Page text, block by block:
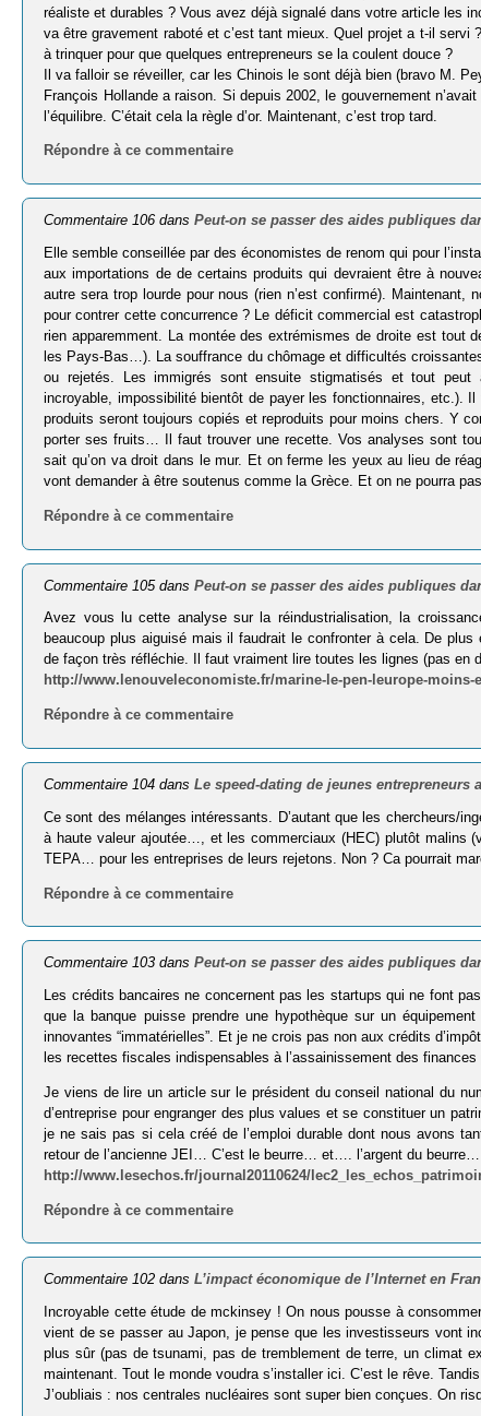
réaliste et durables ? Vous avez déjà signalé dans votre article les
va être gravement raboté et c’est tant mieux. Quel projet a t-il
à trinquer pour que quelques entrepreneurs se la coulent douce ?
Il va falloir se réveiller, car les Chinois le sont déjà bien (bravo M.
François Hollande a raison. Si depuis 2002, le gouvernement
l’équilibre. C’était cela la règle d’or. Maintenant, c’est trop tard.
Répondre à ce commentaire
Commentaire 106 dansPeut-on se passer des aides publiques
Elle semble conseillée par des économistes de renom qui pour
aux importations de de certains produits qui devraient être à
autre sera trop lourde pour nous (rien n’est confirmé). Maintenant,
pour contrer cette concurrence ? Le déficit commercial est
rien apparemment. La montée des extrémismes de droite est tout
les Pays-Bas…). La souffrance du chômage et difficultés
ou rejetés. Les immigrés sont ensuite stigmatisés et tout peut
incroyable, impossibilité bientôt de payer les fonctionnaires, etc.).
produits seront toujours copiés et reproduits pour moins chers. Y
porter ses fruits… Il faut trouver une recette. Vos analyses sont
sait qu’on va droit dans le mur. Et on ferme les yeux au lieu de
vont demander à être soutenus comme la Grèce. Et on ne pourra
Répondre à ce commentaire
Commentaire 105 dansPeut-on se passer des aides publiques
Avez vous lu cette analyse sur la réindustrialisation, la
beaucoup plus aiguisé mais il faudrait le confronter à cela. De
de façon très réfléchie. Il faut vraiment lire toutes les lignes (pas en
http://www.lenouveleconomiste.fr/marine-le-pen-leurope-moins-
Répondre à ce commentaire
Commentaire 104 dansLe speed-dating de jeunes entrepreneurs
Ce sont des mélanges intéressants. D’autant que les chercheurs/
à haute valeur ajoutée…, et les commerciaux (HEC) plutôt malins
TEPA… pour les entreprises de leurs rejetons. Non ? Ca pourrait
Répondre à ce commentaire
Commentaire 103 dansPeut-on se passer des aides publiques
Les crédits bancaires ne concernent pas les startups qui ne font
que la banque puisse prendre une hypothèque sur un
innovantes “immatérielles”. Et je ne crois pas non aux crédits
les recettes fiscales indispensables à l’assainissement des
Je viens de lire un article sur le président du conseil national du
d’entreprise pour engranger des plus values et se constituer un
je ne sais pas si cela créé de l’emploi durable dont nous avons
retour de l’ancienne JEI… C’est le beurre… et…. l’argent du
http://www.lesechos.fr/journal20110624/
Répondre à ce commentaire
Commentaire 102 dansL’impact économique de l’Internet en
Incroyable cette étude de mckinsey ! On nous pousse à
vient de se passer au Japon, je pense que les investisseurs vont
plus sûr (pas de tsunami, pas de tremblement de terre, un climat
maintenant. Tout le monde voudra s’installer ici. C’est le rêve.
J’oubliais : nos centrales nucléaires sont super bien conçues. On